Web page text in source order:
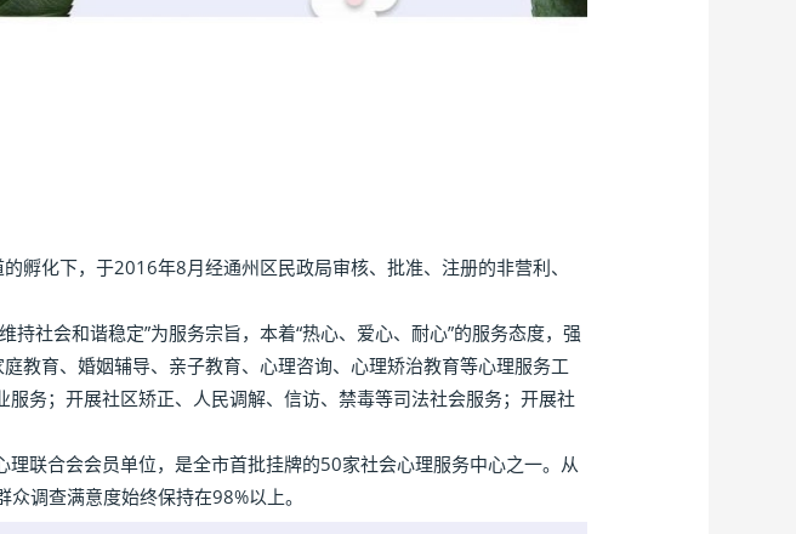
孵化下，于2016年8月经通州区民政局审核、批准、注册的非营利、
社会和谐稳定”为服务宗旨，本着“热心、爱心、耐心”的服务态度，强
教育、婚姻辅导、亲子教育、心理咨询、心理矫治教育等心理服务工
务；开展社区矫正、人民调解、信访、禁毒等司法社会服务；开展社
联合会会员单位，是全市首批挂牌的50家社会心理服务中心之一。从
调查满意度始终保持在98%以上。